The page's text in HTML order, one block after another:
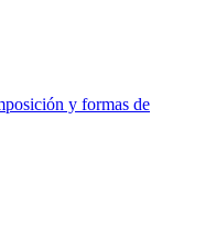
y formas de